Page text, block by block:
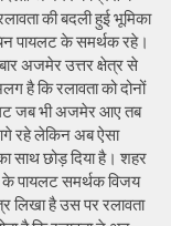
की बदली हुई भूमिका
पायलट के समर्थक रहे।
अजमेर उत्तर क्षेत्र से
है कि रलावता को दोनों
जब भी अजमेर आए तब
रहे लेकिन अब ऐसा
साथ छोड़ दिया है। शहर
पायलट समर्थक विजय
लिखा है उस पर रलावता